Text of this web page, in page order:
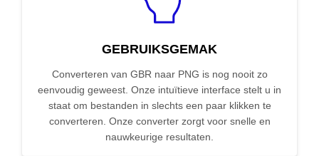
GEBRUIKSGEMAK
Converteren van GBR naar PNG is nog nooit zo
eenvoudig geweest. Onze intuïtieve interface stelt u in
staat om bestanden in slechts een paar klikken te
converteren. Onze converter zorgt voor snelle en
nauwkeurige resultaten.